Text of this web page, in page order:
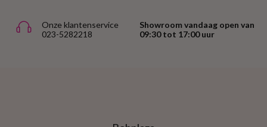
Onze klantenservice
023-5282218
Showroom vandaag open van
09:30 tot 17:00 uur